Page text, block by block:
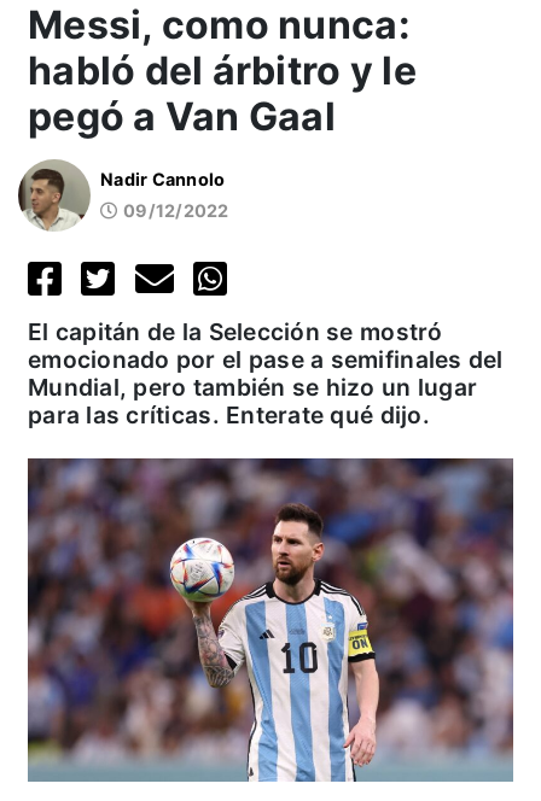
Messi, como nunca:
habló del árbitro y le
pegó a Van Gaal
Nadir Cannolo
09/12/2022
El capitán de la Selección se mostró
emocionado por el pase a semifinales del
Mundial, pero también se hizo un lugar
para las críticas. Enterate qué dijo.